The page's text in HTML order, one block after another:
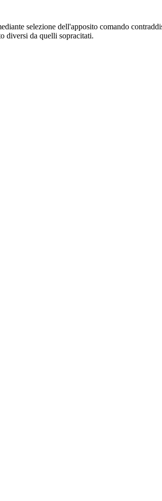
selezione dell'apposito comando
diversi da quelli sopracitati.